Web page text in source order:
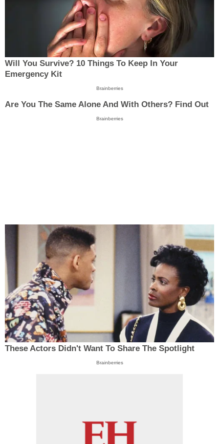
Will You Survive? 10 Things To Keep In Your
Emergency Kit
Brainberries
Are You The Same Alone And With Others? Find Out
Brainberries
These Actors Didn't Want To Share The Spotlight
Brainberries